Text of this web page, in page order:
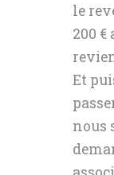
le
200
Et
nous